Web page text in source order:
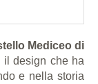
Mediceo di
il design che ha
e nella storia